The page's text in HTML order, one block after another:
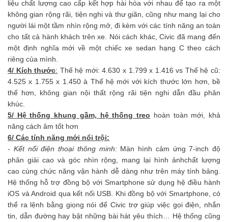
liệu chất lượng cao cấp kết hợp hài hòa với nhau để tạo ra một
không gian rộng rãi, tiện nghi và thư giãn, cũng như mang lại cho
người lái một tầm nhìn rộng mở, đi kèm với các tính năng an toàn
cho tất cả hành khách trên xe. Nói cách khác, Civic đã mang đến
một định nghĩa mới về một chiếc xe sedan hạng C theo cách
riêng của mình.
4/ Kích thước: Thế hệ mới: 4.630 x 1.799 x 1.416 vs Thế hệ cũ:
4.525 x 1.755 x 1.450 à Thế hệ mới với kích thước lớn hơn, bề
thế hơn, không gian nội thất rộng rãi tiện nghi dẫn đầu phân
khúc.
5/ Hệ thống khung gầm, hệ thống treo hoàn toàn mới, khả
năng cách âm tốt hơn
6/ Các tính năng mới nổi trội:
- Kết nốiđiện thoại thông minh: Màn hình cảm ứng 7-inch độ
phân giải cao và góc nhìn rộng, mang lại hình ảnhchất lượng
cao cùngchức năng vận hành dễ dàng như trên máy tính bảng.
Hệ thống hỗ trợ đồng bộ với Smartphone sử dụng hệ điều hành
iOS và Android qua kết nối USB. Khi đồng bộ với Smartphone, có
thể ra lệnh bằng giọng nói để Civic trợ giúp việc gọi điện, nhắn
tin, dẫn đường hay bật những bài hát yêu thích… Hệ thống cũng